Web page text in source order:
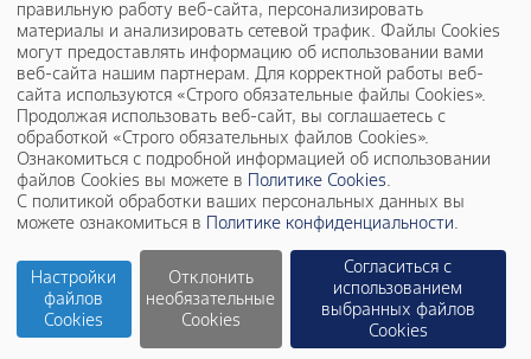
соответствующими регуляторными и иными
органами по всему миру. Компания Bayer всегда
предоставляет потребителям, пациентам и
работникам здравоохранения самую актуальную
информацию о безопасном использовании своей
продукции.
Обратная связь
По общим вопросам, пожалуйста, обращайтесь по
адресу:ru.communications@bayer.ru.
правильную работу веб-сайта, персонализировать
материалы и анализировать сетевой трафик. Файлы Cookies
могут предоставлять информацию об использовании вами
веб-сайта нашим партнерам. Для корректной работы веб-
сайта используются «Строго обязательные файлы Cookies».
Продолжая использовать веб-сайт, вы соглашаетесь с
обработкой «Строго обязательных файлов Cookies».
Ознакомиться с подробной информацией об использовании
файлов Cookies вы можете в Политике Cookies.
С политикой обработки ваших персональных данных вы
можете ознакомиться в Политике конфиденциальности.
Настройки
файлов
Cookies
Отклонить
необязательные
Cookies
Согласиться с
использованием
выбранных файлов
Cookies